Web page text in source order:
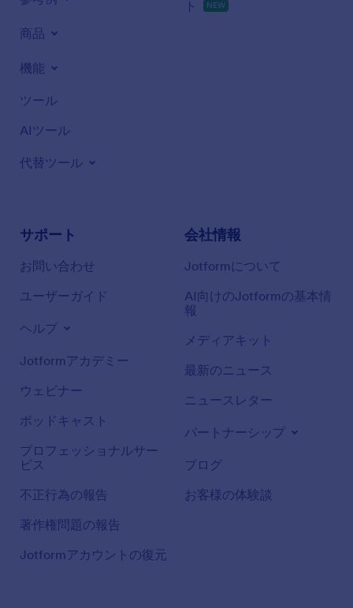
商品
機能
ツール
AIツール
代替ツール
ト
NEW
サポート
お問い合わせ
ユーザーガイド
ヘルプ
Jotformアカデミー
ウェビナー
ポッドキャスト
プロフェッショナルサー
ビス
不正行為の報告
著作権問題の報告
Jotformアカウントの復元
会社情報
Jotformについて
AI向けのJotformの基本情
報
メディアキット
最新のニュース
ニュースレター
パートナーシップ
ブログ
お客様の体験談